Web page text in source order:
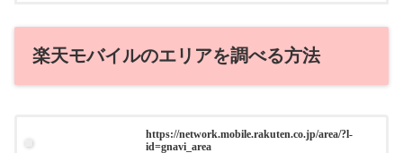
楽天モバイルのエリアを調べる方法
https://network.mobile.rakuten.co.jp/area/?l-
id=gnavi_area